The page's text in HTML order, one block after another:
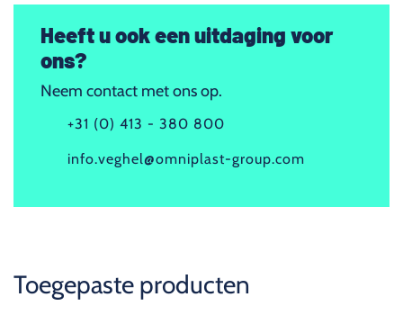
Heeft u ook een uitdaging voor
ons?
Neem contact met ons op.
+31 (0) 413 - 380 800
info.veghel@omniplast-group.com
Toegepaste producten